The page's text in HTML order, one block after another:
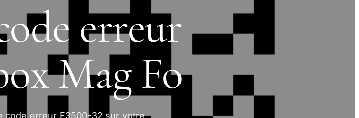
erreur
Mag Fo
code erreur F3500-32 sur votre